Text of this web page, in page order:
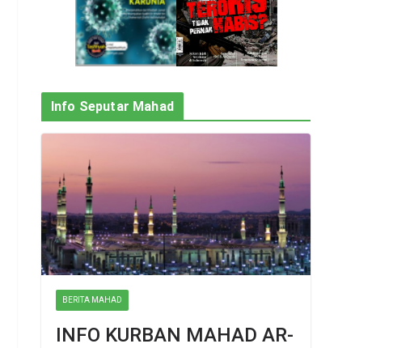
Info Seputar Mahad
BERITA MAHAD
INFO KURBAN MAHAD AR-